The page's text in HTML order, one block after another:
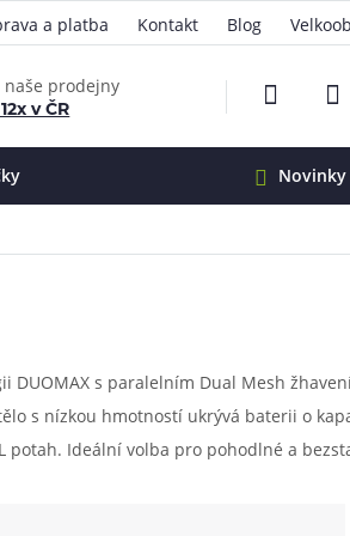
a platba Kontakt Blog
naše prodejny
v ČR
Pro
V2
Novinky
DUOMAX s paralelním Dual Mesh
s nízkou hmotností ukrývá baterii o
Ideální volba pro pohodlné a